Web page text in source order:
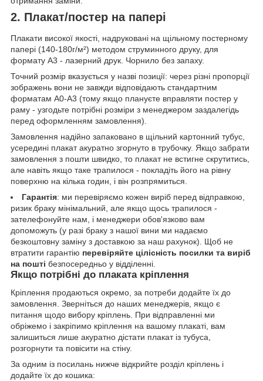
2. Плакат/постер на папері
Плакати високої якості, надруковані на щільному постерному
папері (140-180г/м²) методом струминного друку, для
формату А3 - лазерний друк. Чорнило без запаху.
Точний розмір вказується у назві позиції: через різні пропорції
зображень вони не завжди відповідають стандартним
форматам А0-А3 (тому якщо плануєте вправляти постер у
раму - узгодьте потрібні розміри з менеджером заздалегідь
перед оформленням замовлення).
Замовлення надійно запаковано в щільний картонний тубус,
усередині плакат акуратно згорнуто в трубочку. Якщо забрати
замовлення з пошти швидко, то плакат не встигне скрутитись,
але навіть якщо таке трапилося - покладіть його на рівну
поверхню на кілька годин, і він розпрямиться.
Гарантія: ми перевіряємо кожен виріб перед відправкою,
ризик браку мінімальний, але якщо щось трапилося -
зателефонуйте нам, і менеджери обов'язково вам
допоможуть (у разі браку з нашої вини ми надаємо
безкоштовну заміну з доставкою за наш рахунок). Щоб не
втратити гарантію перевіряйте цілісність посилки та виріб
на пошті безпосередньо у відділенні.
Якщо потрібні до плаката кріплення
Кріплення продаються окремо, за потреби додайте їх до
замовлення. Зверніться до наших менеджерів, якщо є
питання щодо вибору кріплень. При відправленні ми
обріжемо і закріпимо кріплення на вашому плакаті, вам
залишиться лише акуратно дістати плакат із тубуса,
розгорнути та повісити на стіну.
За одним із посилань нижче відкрийте розділ кріплень і
додайте їх до кошика: